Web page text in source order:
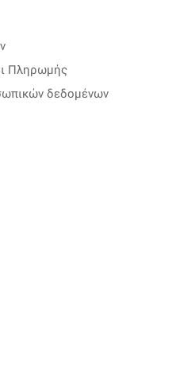
Πληρωμής
δεδομένων